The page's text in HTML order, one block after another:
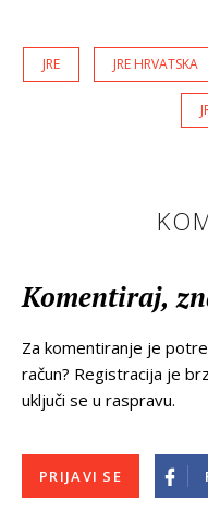
JRE JRE HRVATSKA
Komentiraj,
Za komentiranje je
račun? Registracija je
uključi se u raspravu.
PRIJAVI SE